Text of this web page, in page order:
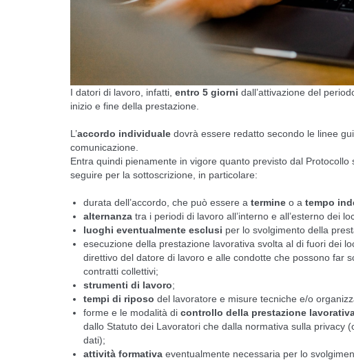
I datori di lavoro, infatti, entro 5 giorni dall’attivazione del
inizio e fine della prestazione.
L’accordo individuale dovrà essere redatto secondo le linee
comunicazione.
Entra quindi pienamente in vigore quanto previsto dal
seguire per la sottoscrizione, in particolare:
durata dell’accordo, che può essere a termine o a tempo
alternanza tra i periodi di lavoro all’interno e all’esterno dei
luoghi eventualmente esclusi per lo svolgimento della
esecuzione della prestazione lavorativa svolta al di fuori dei
direttivo del datore di lavoro e alle condotte che possono far
contratti collettivi;
strumenti di lavoro;
tempi di riposo del lavoratore e misure tecniche e/o
forme e le modalità di controllo della prestazione
dallo Statuto dei Lavoratori che dalla normativa sulla privacy
dati);
attività formativaeventualmente necessaria per lo